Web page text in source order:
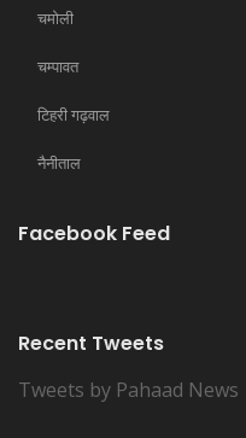
चमोली
चम्पावत
टिहरी गढ़वाल
नैनीताल
Facebook Feed
Recent Tweets
Tweets by Pahaad News